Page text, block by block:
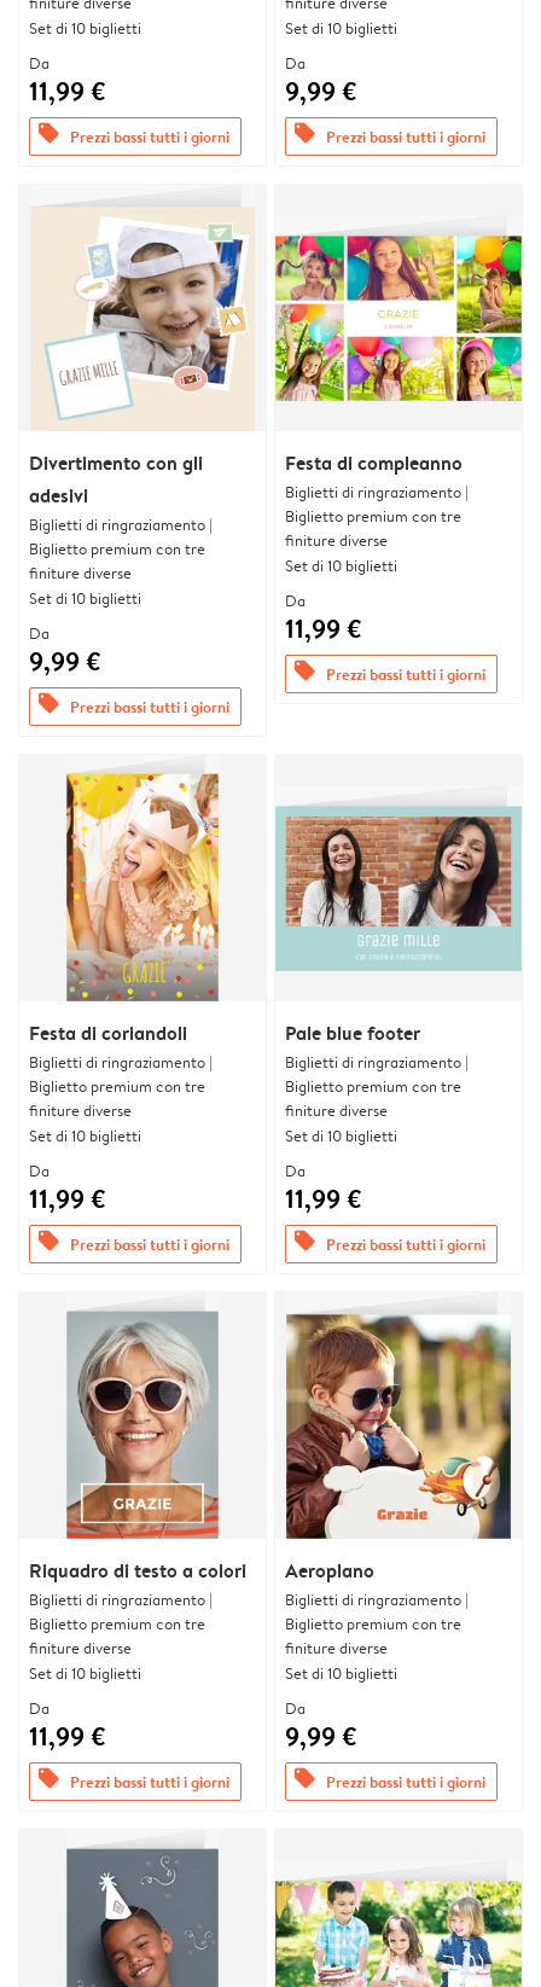
Set di 10 biglietti
Da
11,99 €
offers Prezzi bassi tutti i giorni
Set di 10 biglietti
Da
9,99 €
offers Prezzi bassi tutti i giorni
Divertimento con gli
adesivi
Biglietti di ringraziamento |
Biglietto premium con tre
finiture diverse
Set di 10 biglietti
Da
9,99 €
offers Prezzi bassi tutti i giorni
Festa di compleanno
Biglietti di ringraziamento |
Biglietto premium con tre
finiture diverse
Set di 10 biglietti
Da
11,99 €
offers Prezzi bassi tutti i giorni
Festa di coriandoli
Biglietti di ringraziamento |
Biglietto premium con tre
finiture diverse
Set di 10 biglietti
Da
11,99 €
offers Prezzi bassi tutti i giorni
Pale blue footer
Biglietti di ringraziamento |
Biglietto premium con tre
finiture diverse
Set di 10 biglietti
Da
11,99 €
offers Prezzi bassi tutti i giorni
Riquadro di testo a colori
Biglietti di ringraziamento |
Biglietto premium con tre
finiture diverse
Set di 10 biglietti
Da
11,99 €
offers Prezzi bassi tutti i giorni
Aeroplano
Biglietti di ringraziamento |
Biglietto premium con tre
finiture diverse
Set di 10 biglietti
Da
9,99 €
offers Prezzi bassi tutti i giorni